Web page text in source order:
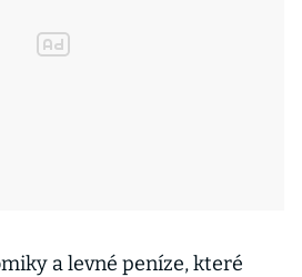
a levné peníze, které